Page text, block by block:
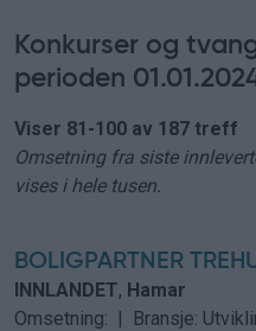
Konkurser og
perioden
Viser 81-100 av 187 treff
Omsetning fra siste
vises i hele tusen.
BOLIGPARTNER
INNLANDET, Hamar
Omsetning: | Bransje: